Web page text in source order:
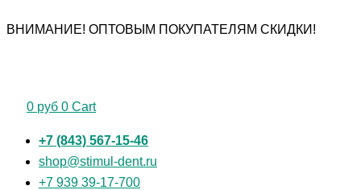
кВНИМАНИЕ! ОПТОВЫМ ПОКУПАТЕЛЯМ СКИДКИ!
0 руб 0 Cart
+7 (843) 567-15-46
shop@stimul-dent.ru
+7 939 39-17-700
товаров
товаров
товара
для
прямого
наконечника